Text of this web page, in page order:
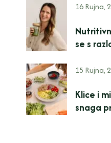
16 Rujna,
se s
15 Rujna,
Klice i
snaga